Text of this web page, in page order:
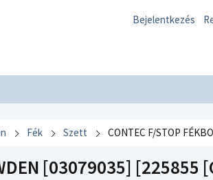
Bejelentkezés
Fék Szett CONTEC F/STOP
[03079035] [225855